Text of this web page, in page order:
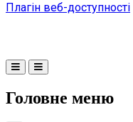
Плагін веб-доступності
Головне меню